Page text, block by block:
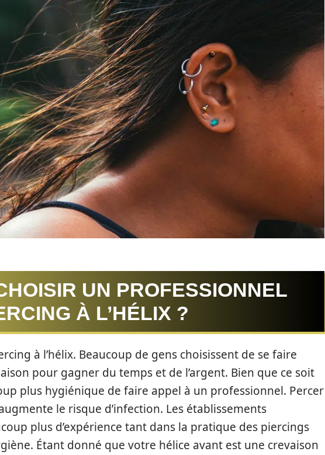
UN PROFESSIONNEL
À L’HÉLIX ?
à l’hélix. Beaucoup de gens choisissent de se faire
pour gagner du temps et de l’argent. Bien que ce soit
plus hygiénique de faire appel à un professionnel. Percer
le risque d’infection. Les établissements
plus d’expérience tant dans la pratique des piercings
Étant donné que votre hélice avant est une crevaison